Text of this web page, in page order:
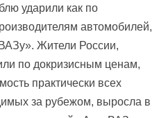
ударили как по
автомобилей,
Жители России,
по докризисным ценам,
практически всех
за рубежом, выросла в